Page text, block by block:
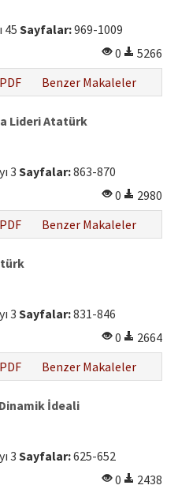
45 Sayfalar:969-1009
0
5266
PDF Benzer Makaleler
Lideri Atatürk
3 Sayfalar:863-870
0
2980
PDF Benzer Makaleler
3 Sayfalar:831-846
0
2664
PDF Benzer Makaleler
İdeali
3 Sayfalar:625-652
0
2438